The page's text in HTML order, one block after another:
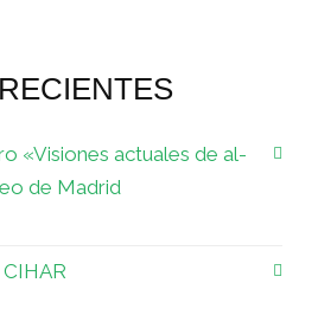
«Visiones actuales de al-
de Madrid